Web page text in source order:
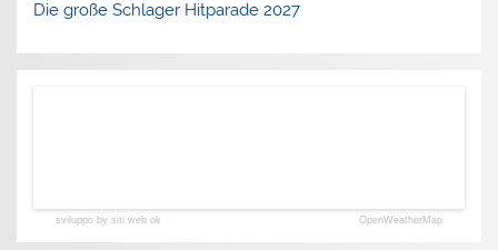
Die große Schlager Hitparade 2027
sviluppo by siti web ok OpenWeatherMap